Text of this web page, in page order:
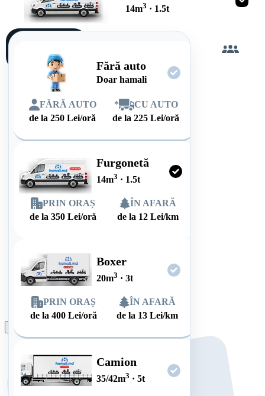
14m3 · 1.5t
Fără auto
Doar hamali
FĂRĂ AUTO
de la250 Lei/oră
*
CU AUTO
de la225 Lei/oră
Furgonetă
14m3 · 1.5t
PRIN ORAȘ
de la 350 Lei/oră
ÎN AFARĂ
de la 12 Lei/km
Boxer
20m3 · 3t
PRIN ORAȘ
de la400 Lei/oră
ÎN AFARĂ
de la 13 Lei/km
Camion
35/42m3 · 5t
singur
Plasează comanda